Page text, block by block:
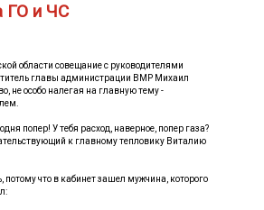
ГО и ЧС
области совещание с руководителями
главы администрации ВМР Михаил
не особо налегая на главную тему -
попер! У тебя расход, наверное, попер газа?
к главному тепловику Виталию
потому что в кабинет зашел мужчина, которого